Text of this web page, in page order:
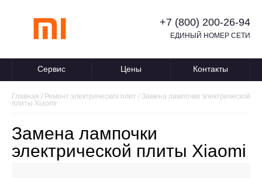
+7 (800) 200-26-94
ЕДИНЫЙ НОМЕР СЕТИ
Сервис Цены Контакты
Главная / Ремонт электрических плит / Замена лампочки электрической
плиты Xiaomi
Замена лампочки
электрической плиты Xiaomi